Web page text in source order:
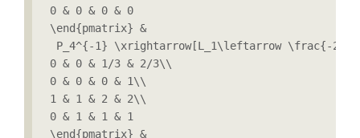
0 & 0 & 0 & 0
\end{pmatrix} &
P_4^{-1} \xrightarrow[L_1\leftarrow \frac{-
0 & 0 & 1/3 & 2/3\\
0 & 0 & 0 & 1\\
1 & 1 & 2 & 2\\
0 & 1 & 1 & 1
\end{pmatrix} &